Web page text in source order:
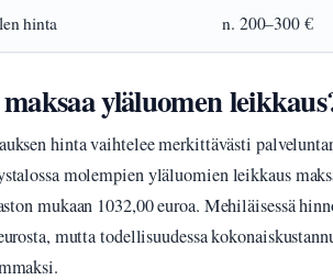
hinta n. 200–300 €
yläluomen
hinta vaihtelee merkittävästi
molempien yläluomien leikkaus
mukaan 1032,00 euroa. Mehiläisessä
mutta todellisuudessa